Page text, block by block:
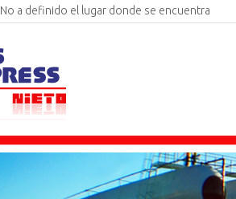
No a definido el lugar donde se encuentra